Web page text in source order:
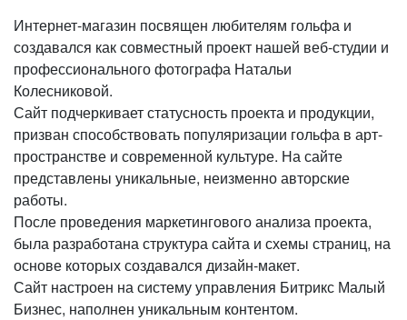
Интернет-магазин посвящен любителям гольфа и
создавался как совместный проект нашей веб-студии и
профессионального фотографа Натальи
Колесниковой.
Сайт подчеркивает статусность проекта и продукции,
призван способствовать популяризации гольфа в арт-
пространстве и современной культуре. На сайте
представлены уникальные, неизменно авторские
работы.
После проведения маркетингового анализа проекта,
была разработана структура сайта и схемы страниц, на
основе которых создавался дизайн-макет.
Сайт настроен на систему управления Битрикс Малый
Бизнес, наполнен уникальным контентом.